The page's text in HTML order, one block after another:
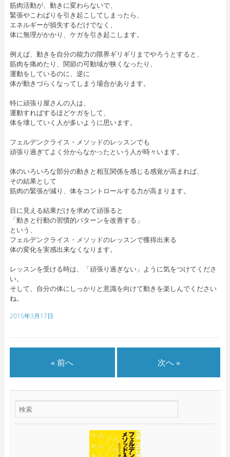
筋肉活動が、動きに変わらないで、
緊張やこわばりを引き起こしてしまったら、
エネルギーが損失するだけでなく、
体に無理がかかり、ケガを引き起こします。
例えば、動きを自分の能力の限界ギリギリまでやろうとすると、
筋肉を痛めたり、関節の可動域が狭くなったり、
運動をしているのに、逆に
体が動きづらくなってしまう場合があります。
特に頑張り屋さんの人は、
運動すればするほどケガをして、
体を壊していく人が多いように思います。
フェルデンクライス・メソッドのレッスンでも
頑張り過ぎてよく分からなかったという人が時々います。
体のいろいろな部分の動きと相互関係を感じる感覚が高まれば、
その結果として
筋肉の緊張が減り、体をコントロールする力が高まります。
目に見える結果だけを求めて頑張ると
「動きと行動の習慣的パターンを改善する」
という、
フェルデンクライス・メソッドのレッスンで獲得出来る
体の変化を実感出来なくなります。
レッスンを受ける時は、「頑張り過ぎない」ように気をつけてくださ
い。
そして、自分の体にしっかりと意識を向けて動きを楽しんでください
ね。
2015年3月17日
« 前へ 次へ »